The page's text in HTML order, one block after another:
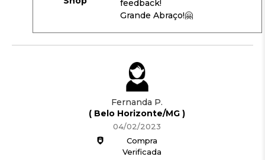
feedback!
Grande Abraço!🤗
Fernanda P.
( Belo Horizonte/MG )
04/02/2023
Compra
Verificada